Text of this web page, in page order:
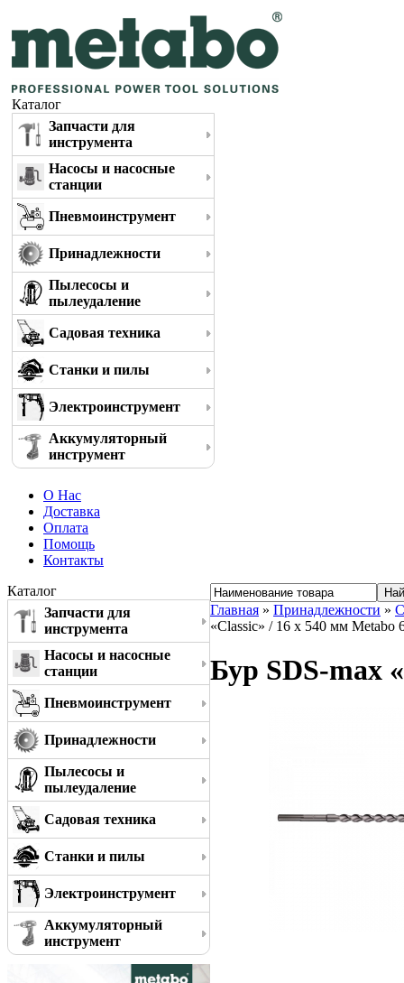
Каталог
Запчасти для
инструмента
Насосы и насосные
станции
Пневмоинструмент
Принадлежности
Пылесосы и
пылеудаление
Садовая техника
Станки и пилы
Электроинструмент
Аккумуляторный
инструмент
О Нас
Доставка
Оплата
Помощь
Контакты
Каталог
Запчасти для
инструмента
Насосы и насосные
станции
Пневмоинструмент
Принадлежности
Пылесосы и
пылеудаление
Садовая техника
Станки и пилы
Электроинструмент
Аккумуляторный
инструмент
Главная » Принадлежности »
«Classic» / 16 x 540 мм Metabo
Бур SDS-max